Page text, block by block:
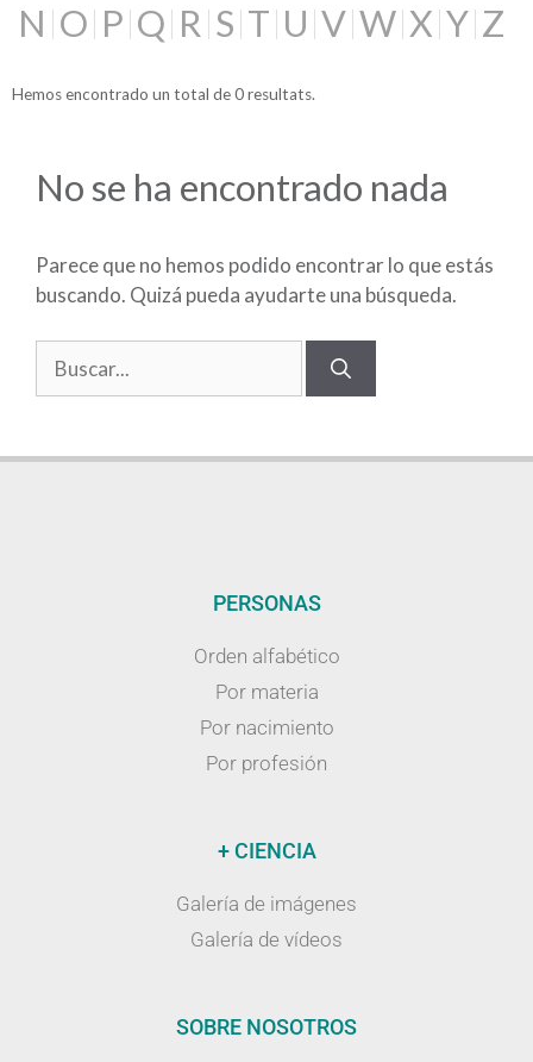
N O P Q R S T U V W X Y Z
Hemos encontrado un total de 0 resultats.
No se ha encontrado nada
Parece que no hemos podido encontrar lo que estás
buscando. Quizá pueda ayudarte una búsqueda.
PERSONAS
Orden alfabético
Por materia
Por nacimiento
Por profesión
+ CIENCIA
Galería de imágenes
Galería de vídeos
SOBRE NOSOTROS